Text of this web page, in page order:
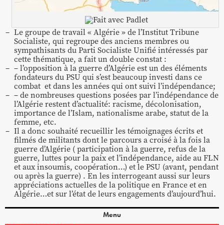
Le groupe de travail « Algérie » de l’Institut Tribune
Socialiste, qui regroupe des anciens membres ou
sympathisants du Parti Socialiste Unifié intéressés par
cette thématique, a fait un double constat :
– l’opposition à la guerre d’Algérie est un des éléments
fondateurs du PSU qui s’est beaucoup investi dans ce
combat et dans les années qui ont suivi l’indépendance;
– de nombreuses questions posées par l’indépendance de
l’Algérie restent d’actualité: racisme, décolonisation,
importance de l’Islam, nationalisme arabe, statut de la
femme, etc.
Il a donc souhaité recueillir les témoignages écrits et
filmés de militants dont le parcours a croisé à la fois la
guerre d’Algérie ( participation à la guerre, refus de la
guerre, luttes pour la paix et l’indépendance, aide au FLN
et aux insoumis, coopération…) et le PSU (avant, pendant
ou après la guerre) . En les interrogeant aussi sur leurs
appréciations actuelles de la politique en France et en
Algérie…et sur l’état de leurs engagements d’aujourd’hui.
Menu